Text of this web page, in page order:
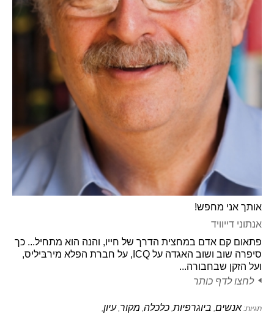
אותך אני מחפש!
אנתוני דייוויד
פתאום קם אדם במחצית הדרך של חייו, והנה הוא מתחיל... כך
סיפרה שוב ושוב האגדה על ICQ, על חברת הפלא מירבּיליס,
ועל הזקן שבחבורה...
לחצו לדף כותר
תגיות: אנשים, ביוגרפיות, כלכלה, מקור,עיון,